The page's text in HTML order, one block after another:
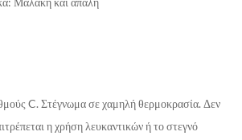
C. Στέγνωμα σε χαμηλή θερμοκρασία. Δεν
η χρήση λευκαντικών ή το στεγνό